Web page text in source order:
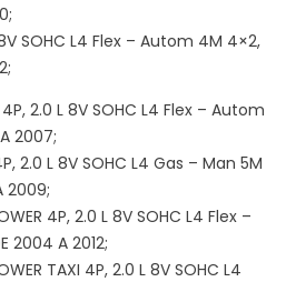
SOHC L4 Flex – Autom 4M 4×2,
4P, 2.0 L 8V SOHC L4 Flex – Autom
2007;
2.0 L 8V SOHC L4 Gas – Man 5M
2009;
4P, 2.0 L 8V SOHC L4 Flex –
2004 A 2012;
TAXI 4P, 2.0 L 8V SOHC L4